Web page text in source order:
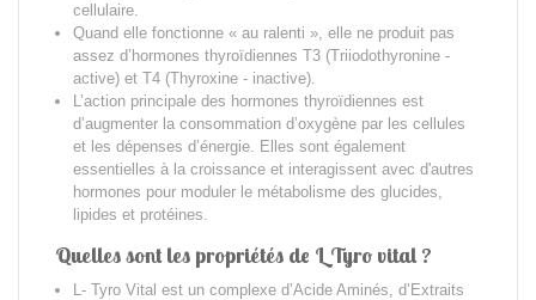
cellulaire.
Quand elle fonctionne « au ralenti », elle ne produit pas
assez d’hormones thyroïdiennes T3 (Triiodothyronine -
active) et T4 (Thyroxine - inactive).
L’action principale des hormones thyroïdiennes est
d’augmenter la consommation d’oxygène par les cellules
et les dépenses d’énergie. Elles sont également
essentielles à la croissance et interagissent avec d'autres
hormones pour moduler le métabolisme des glucides,
lipides et protéines.
Quelles sont les propriétés de L Tyro vital ?
L- Tyro Vital est un complexe d’Acide Aminés, d’Extraits